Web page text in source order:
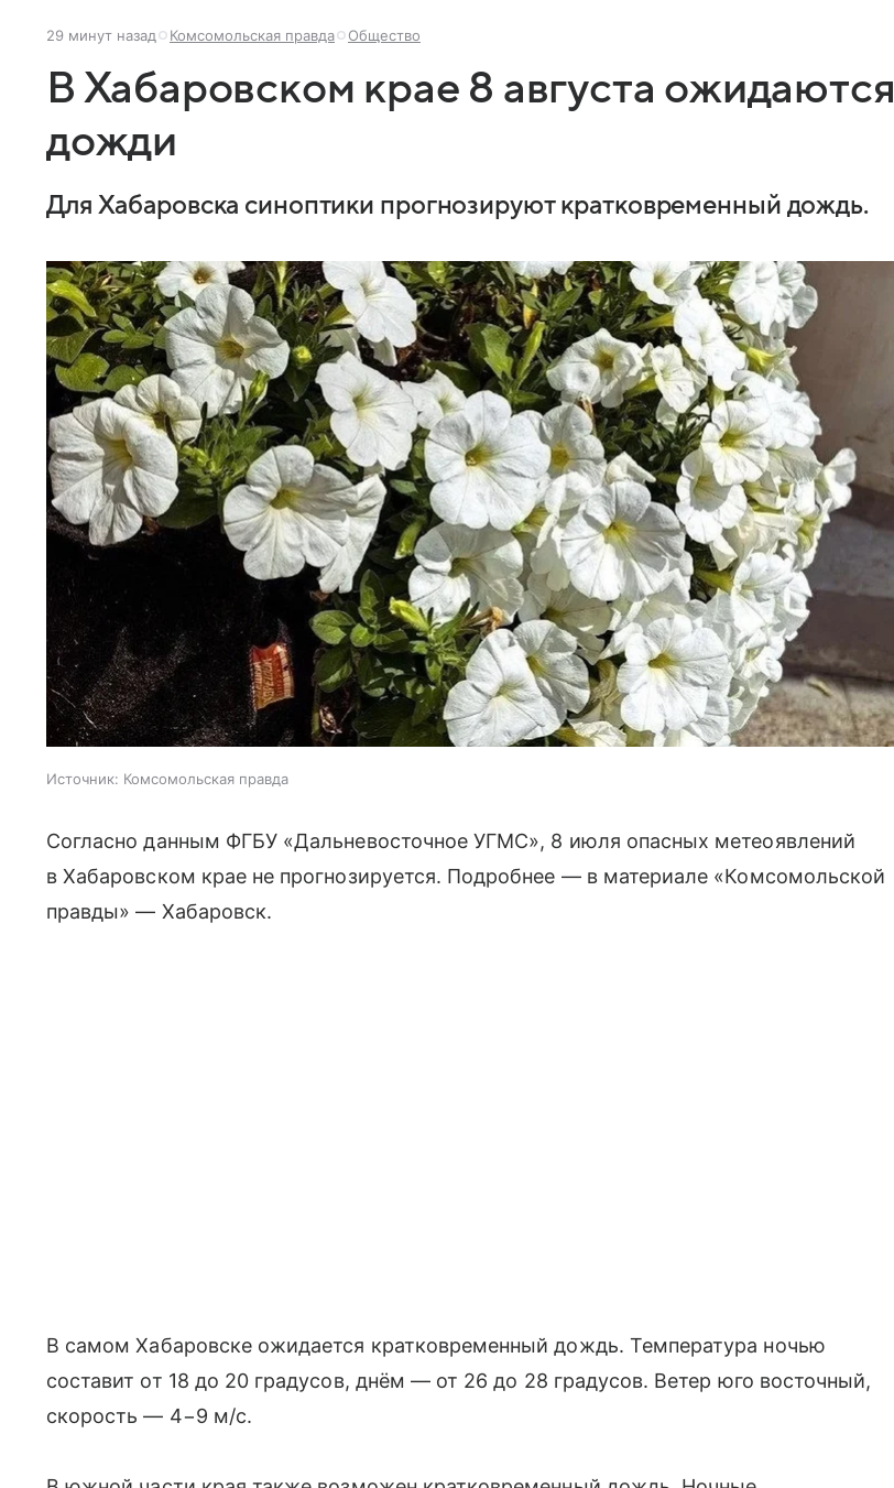
29 минут назад Комсомольская правда Общество
В Хабаровском крае 8 августа ожидаются
дожди
Для Хабаровска синоптики прогнозируют кратковременный дождь.
Источник: Комсомольская правда
Согласно данным ФГБУ «Дальневосточное УГМС», 8 июля опасных метеоявлений
в Хабаровском крае не прогнозируется. Подробнее — в материале «Комсомольской
правды» — Хабаровск.
В самом Хабаровске ожидается кратковременный дождь. Температура ночью
составит от 18 до 20 градусов, днём — от 26 до 28 градусов. Ветер юго восточный,
скорость — 4−9 м/с.